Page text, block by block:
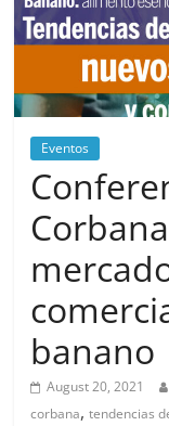
Eventos
banano
August 20, 2021
corbana,tendencias